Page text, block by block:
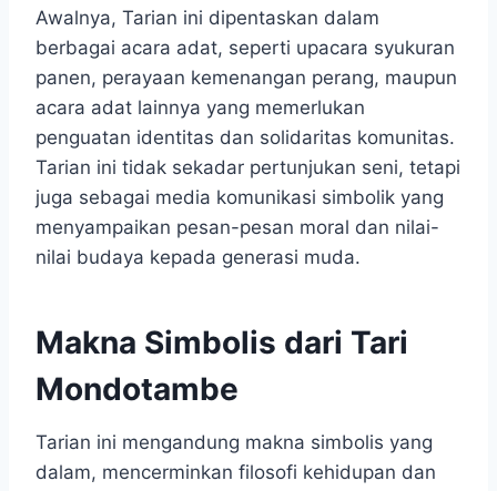
Awalnya, Tarian ini dipentaskan dalam
berbagai acara adat, seperti upacara syukuran
panen, perayaan kemenangan perang, maupun
acara adat lainnya yang memerlukan
penguatan identitas dan solidaritas komunitas.
Tarian ini tidak sekadar pertunjukan seni, tetapi
juga sebagai media komunikasi simbolik yang
menyampaikan pesan-pesan moral dan nilai-
nilai budaya kepada generasi muda.
Makna Simbolis dari Tari
Mondotambe
Tarian ini mengandung makna simbolis yang
dalam, mencerminkan filosofi kehidupan dan